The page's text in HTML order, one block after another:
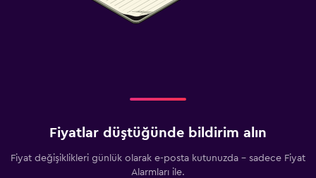
Fiyatlar düştüğünde bildirim alın
Fiyat değişiklikleri günlük olarak e-posta kutunuzda - sadece Fiyat
Alarmları ile.